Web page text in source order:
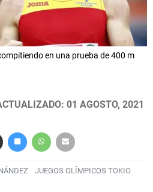
en una prueba de 400 m
01 AGOSTO, 2021
JUEGOS OLÍMPICOS TOKIO